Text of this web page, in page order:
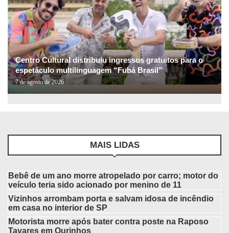
Centro Cultural distribuiu ingressos gratuitos para o
espetáculo multilinguagem “Fubá Brasil”
7 de agosto de 2026
MAIS LIDAS
Bebê de um ano morre atropelado por carro; motor do
veículo teria sido acionado por menino de 11
Vizinhos arrombam porta e salvam idosa de incêndio
em casa no interior de SP
Motorista morre após bater contra poste na Raposo
Tavares em Ourinhos